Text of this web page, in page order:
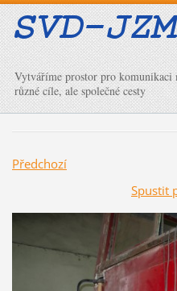
Vytváříme prostor pro
různé cíle, ale společné cesty
Předchozí
Spustit